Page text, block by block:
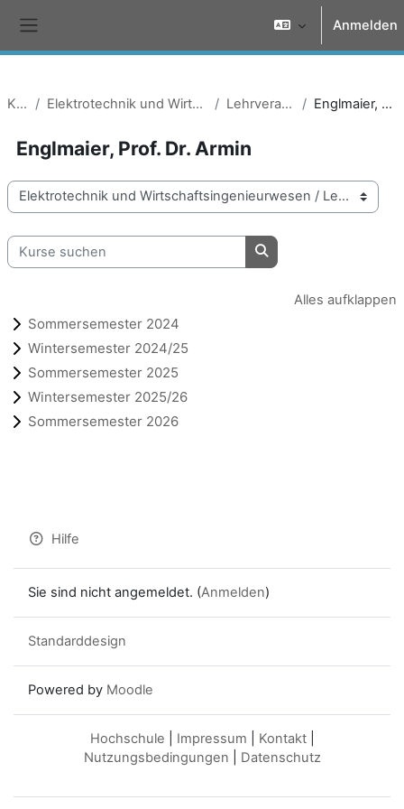
Anmelden
Kurse Elektrotechnik und Wirtschaftsingenieurwesen Lehrveranstaltungen Englmaier, Prof. Dr. Armin
Englmaier, Prof. Dr. Armin
Kursbereiche
Kurse suchen
Kurse suchen
Alles aufklappen
Sommersemester 2024
Wintersemester 2024/25
Sommersemester 2025
Wintersemester 2025/26
Sommersemester 2026
Hilfe
Sie sind nicht angemeldet. (Anmelden)
Standarddesign
Powered by Moodle
Hochschule Impressum Kontakt|
Nutzungsbedingungen
Datenschutz